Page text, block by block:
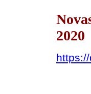
2020